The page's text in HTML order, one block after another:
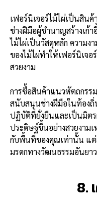
เฟอร์นิเจอร์ไม้ไผ่เป็นสิน
ช่างฝีมือผู้ชำนาญสร้างเก้
ไม้ไผ่เป็นวัสดุหลัก ความ
ของไม้ไผ่ทำให้เฟอร์นิเจ
สวยงาม
การซื้อสินค้าแนวหัตถกรร
สนับสนุนช่างฝีมือในท้องถิ่
ปฏิบัติที่ยั่งยืนและเป็นมิต
ประดิษฐ์ขึ้นอย่างสวยงาม
กับพื้นที่ของคุณเท่านั้น แต่
มรดกทางวัฒนธรรมอันยา
8.